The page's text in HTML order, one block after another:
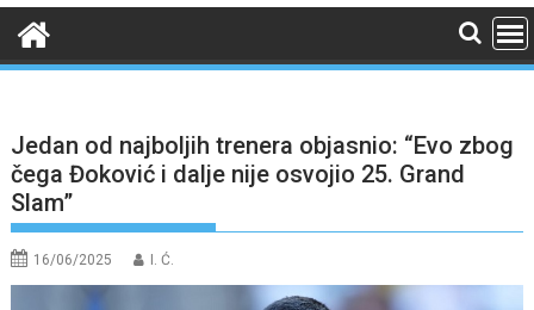
Jedan od najboljih trenera objasnio: “Evo zbog
čega Đoković i dalje nije osvojio 25. Grand
Slam”
16/06/2025 I. Ć.